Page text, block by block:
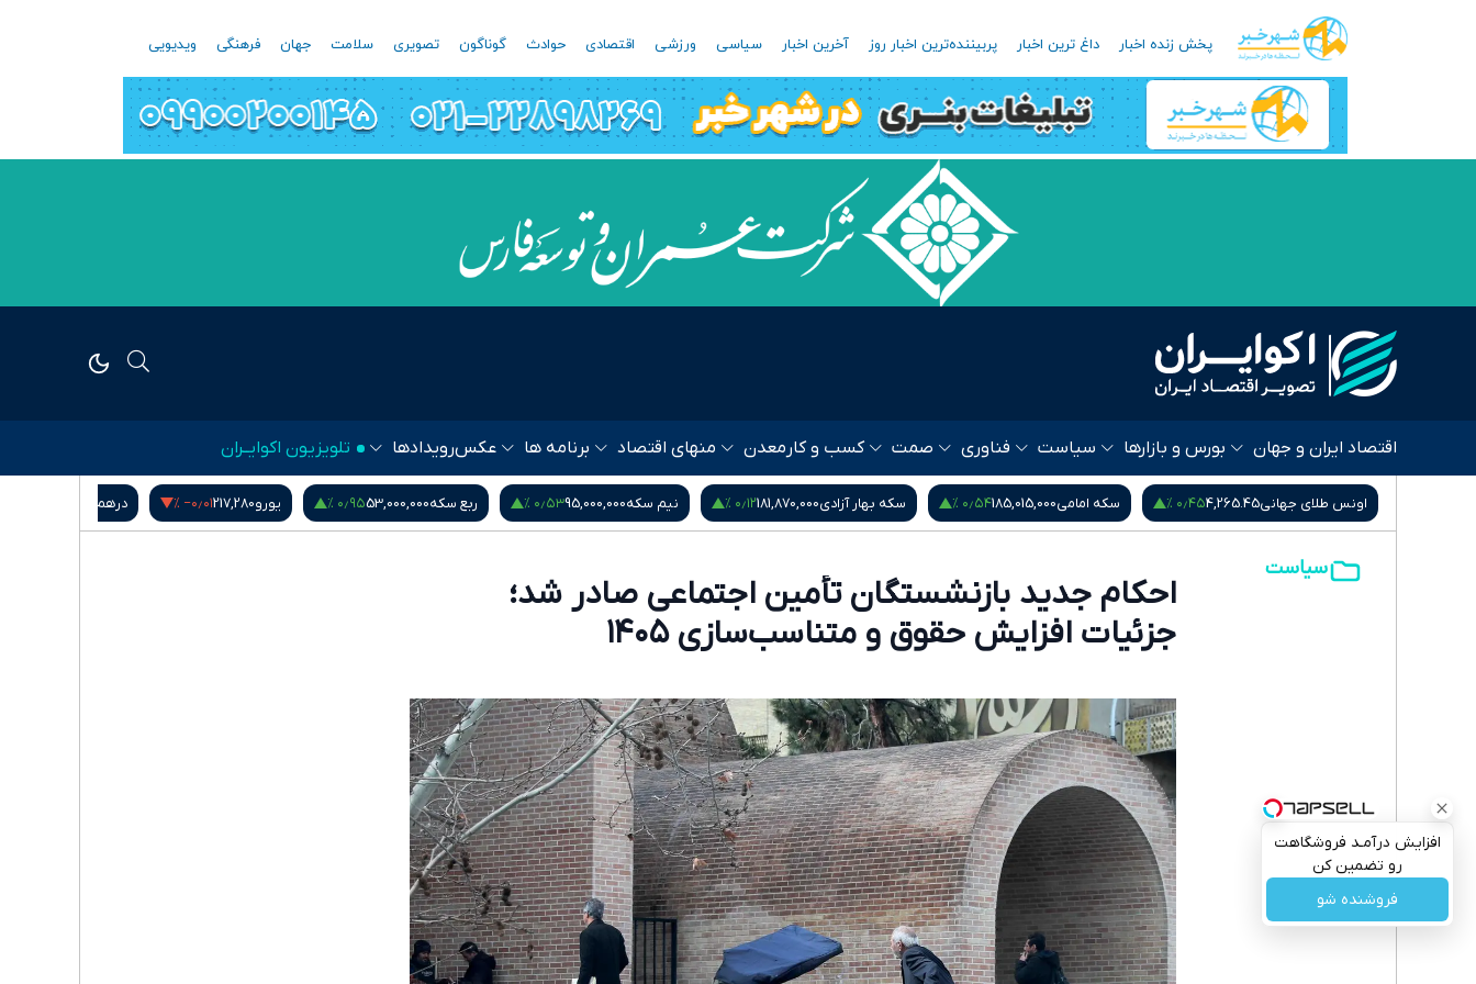
پخش زنده اخبار داغ ترین اخبار پربیننده‌ترین اخبار روز آخرین اخبار سیاسی ورزشی اقتصادی حوادث گوناگون تصویری سلامت جهان فرهنگی ویدیویی